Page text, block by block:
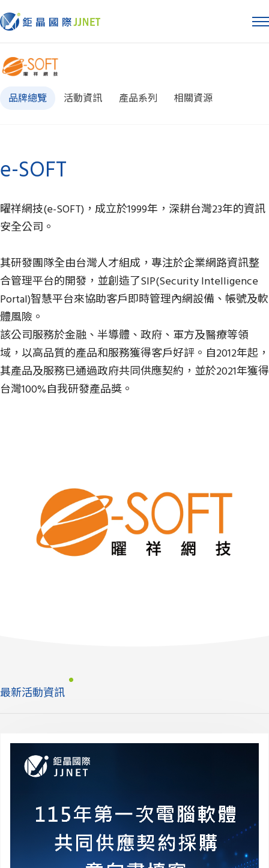
品牌總覽 活動資訊 產品系列 相關資源
e-SOFT
曜祥網技(e-SOFT)，成立於1999年，深耕台灣23年的資訊
安全公司。
其研發團隊全由台灣人才組成，專注於企業網路資訊整
合管理平台的開發，並創造了SIP(Security Intelligence
Portal)智慧平台來協助客戶即時管理內網設備、帳號及軟
體風險。
該公司服務於金融、半導體、政府、軍方及醫療等領
域，以高品質的產品和服務獲得客戶好評。自2012年起，
其產品及服務已通過政府共同供應契約，並於2021年獲得
台灣100%自我研發產品獎。
最新活動資訊